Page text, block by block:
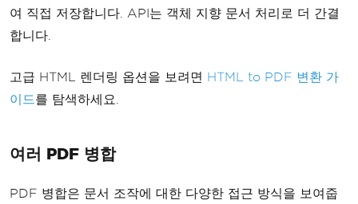
여 직접 저장합니다. API는 객체 지향 문서 처리로 더 간결
합니다.
고급 HTML 렌더링 옵션을 보려면 HTML to PDF 변환 가
이드를 탐색하세요.
여러 PDF 병합
PDF 병합은 문서 조작에 대한 다양한 접근 방식을 보여줍